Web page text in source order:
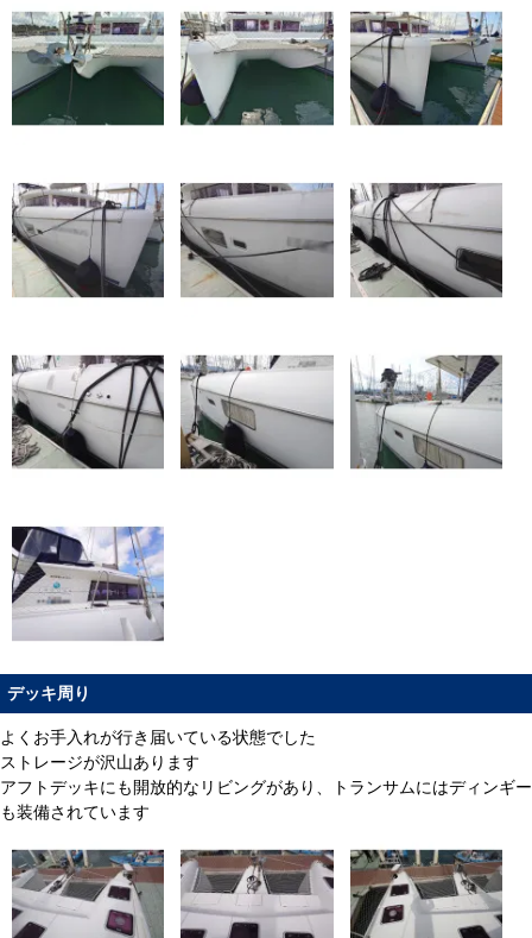
デッキ周り
よくお手入れが行き届いている状態でした
ストレージが沢山あります
アフトデッキにも開放的なリビングがあり、トランサムにはディンギー
も装備されています